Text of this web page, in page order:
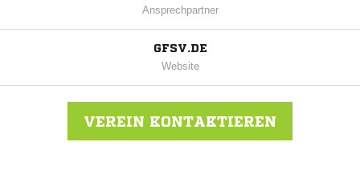
Ansprechpartner
GFSV.DE
Website
VEREIN KONTAKTIEREN